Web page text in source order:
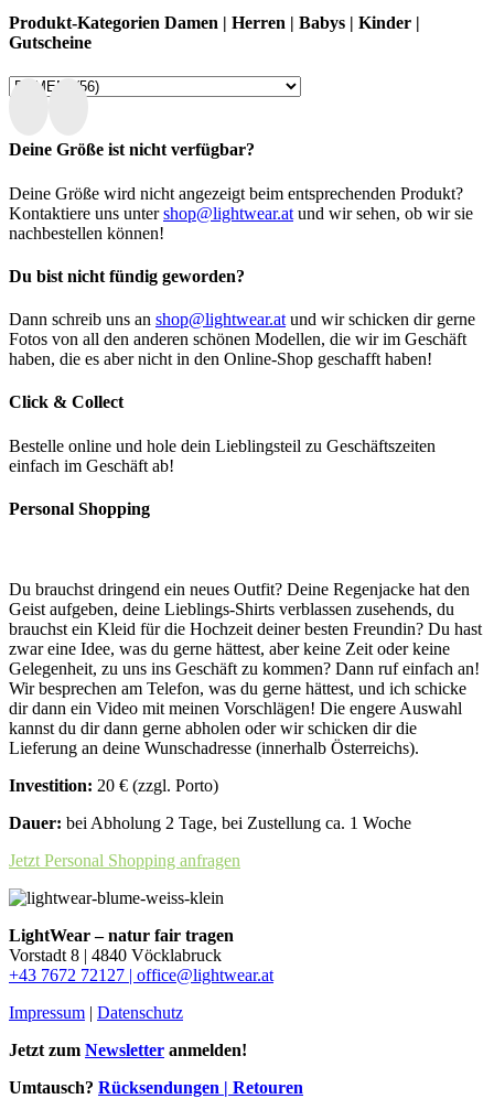
Produkt-Kategorien Damen | Herren | Babys | Kinder |
Gutscheine
Deine Größe ist nicht verfügbar?
Deine Größe wird nicht angezeigt beim entsprechenden Produkt?
Kontaktiere uns untershop@lightwear.at und wir sehen, ob wir sie
nachbestellen können!
Du bist nicht fündig geworden?
Dann schreib uns an shop@lightwear.at und wir schicken dir gerne
Fotos von all den anderen schönen Modellen, die wir im Geschäft
haben, die es aber nicht in den Online-Shop geschafft haben!
Click & Collect
Bestelle online und hole dein Lieblingsteil zu Geschäftszeiten
einfach im Geschäft ab!
Personal Shopping
Du brauchst dringend ein neues Outfit? Deine Regenjacke hat den
Geist aufgeben, deine Lieblings-Shirts verblassen zusehends, du
brauchst ein Kleid für die Hochzeit deiner besten Freundin? Du hast
zwar eine Idee, was du gerne hättest, aber keine Zeit oder keine
Gelegenheit, zu uns ins Geschäft zu kommen? Dann ruf einfach an!
Wir besprechen am Telefon, was du gerne hättest, und ich schicke
dir dann ein Video mit meinen Vorschlägen! Die engere Auswahl
kannst du dir dann gerne abholen oder wir schicken dir die
Lieferung an deine Wunschadresse (innerhalb Österreichs).
Investition: 20 € (zzgl. Porto)
Dauer: bei Abholung 2 Tage, bei Zustellung ca. 1 Woche
Jetzt Personal Shopping anfragen
LightWear – natur fair tragen
Vorstadt 8 | 4840 Vöcklabruck
+43 7672 72127 | office@lightwear.at
Impressum | Datenschutz
Jetzt zum Newsletter anmelden!
Umtausch? Rücksendungen | Retouren